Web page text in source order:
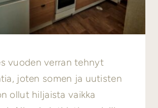
vuoden verran tehnyt
joten somen ja uutisten
ollut hiljaista vaikka